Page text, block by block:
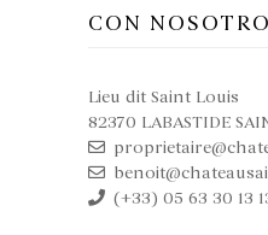
CON
Lieu dit Saint Louis
82370 LABASTIDE
(+33) 05 63 30 13